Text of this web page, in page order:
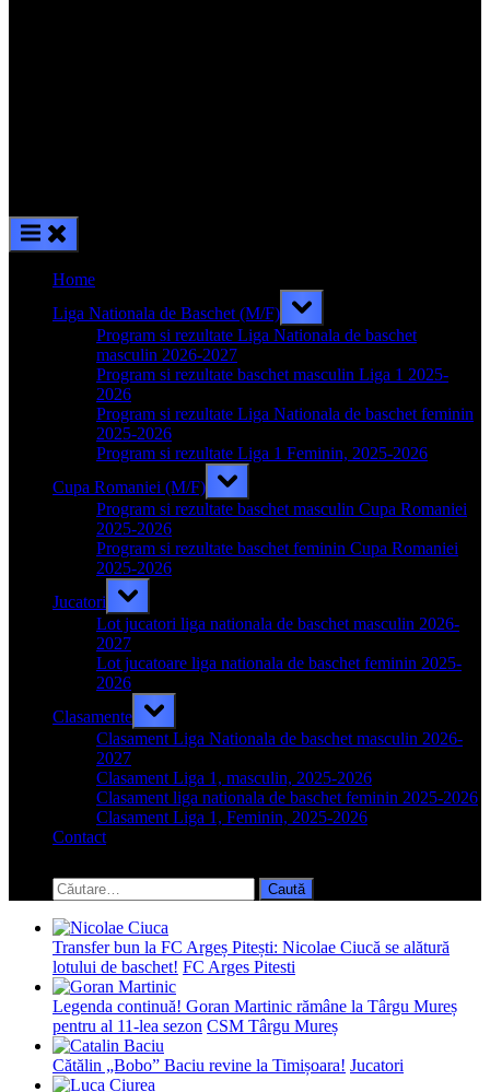
Home
Liga Nationala de Baschet (M/F)
Toggle
sub-
menu
Program si rezultate Liga Nationala de baschet
masculin 2026-2027
Program si rezultate baschet masculin Liga 1 2025-
2026
Program si rezultate Liga Nationala de baschet feminin
2025-2026
Program si rezultate Liga 1 Feminin, 2025-2026
Cupa Romaniei (M/F)
Toggle
sub-
menu
Program si rezultate baschet masculin Cupa Romaniei
2025-2026
Program si rezultate baschet feminin Cupa Romaniei
2025-2026
Jucatori
Toggle
sub-
menu
Lot jucatori liga nationala de baschet masculin 2026-
2027
Lot jucatoare liga nationala de baschet feminin 2025-
2026
Clasamente
Toggle
sub-
menu
Clasament Liga Nationala de baschet masculin 2026-
2027
Clasament Liga 1, masculin, 2025-2026
Clasament liga nationala de baschet feminin 2025-2026
Clasament Liga 1, Feminin, 2025-2026
Contact
search
form
Caută
după:
Transfer bun la FC Argeș Pitești: Nicolae Ciucă se alătură
lotului de baschet! FC Arges Pitesti
Legenda continuă! Goran Martinic rămâne la Târgu Mureș
pentru al 11-lea sezon CSM Târgu Mureș
Cătălin „Bobo” Baciu revine la Timișoara! Jucatori